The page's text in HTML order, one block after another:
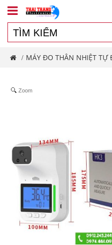
/ MÁY ĐO THÂN NHIỆT TỰ
Zoom